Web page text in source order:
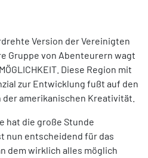
Version der Vereinigten
Gruppe von Abenteurern wagt
Diese Region mit
zur Entwicklung fußt auf den
amerikanischen Kreativität.
hat die große Stunde
nun entscheidend für das
dem wirklich alles möglich